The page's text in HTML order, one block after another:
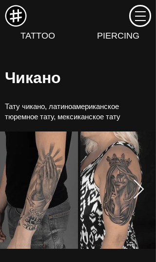
TATTOO PIERCING
Чикано
Тату чикано, латиноамериканское
тюремное тату, мексиканское тату